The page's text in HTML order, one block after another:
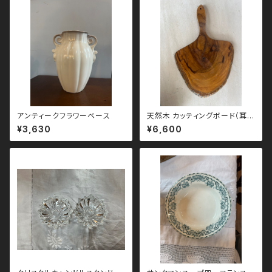
アンティークフラワーベース
¥3,630
天然木 カッティングボード（耳付
き）
¥6,600